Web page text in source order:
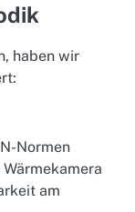
haben wir
Normen
am